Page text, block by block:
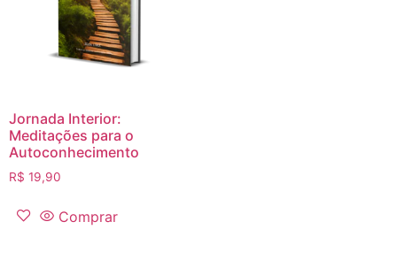
Jornada Interior:
Meditações para o
Autoconhecimento
R$ 19,90
Comprar